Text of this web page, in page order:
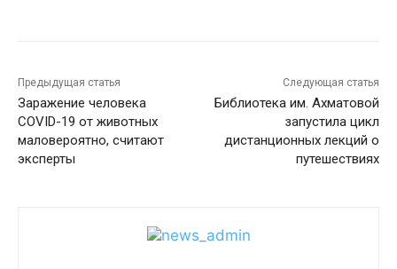
Предыдущая статья
Заражение человека
COVID-19 от животных
маловероятно, считают
эксперты
Следующая статья
Библиотека им. Ахматовой
запустила цикл
дистанционных лекций о
путешествиях